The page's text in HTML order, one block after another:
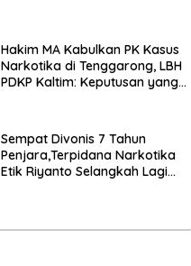
Hakim MA Kabulkan PK Kasus
Narkotika di Tenggarong, LBH
PDKP Kaltim: Keputusan yang
Sempat Divonis 7 Tahun
Penjara,Terpidana Narkotika
Etik Riyanto Selangkah Lagi